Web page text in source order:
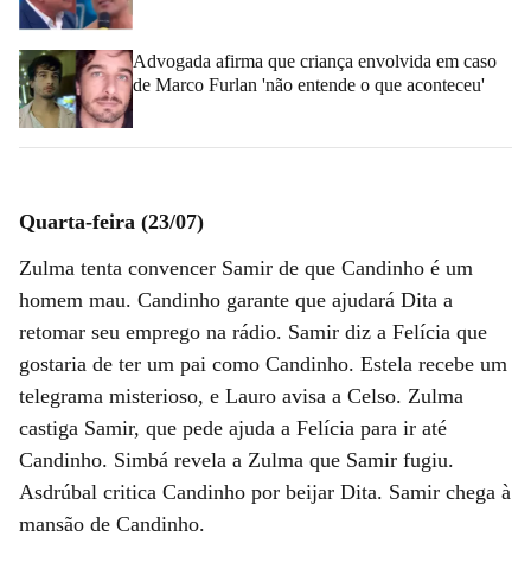
Advogada afirma que criança envolvida em caso
de Marco Furlan 'não entende o que aconteceu'
Quarta-feira (23/07)
Zulma tenta convencer Samir de que Candinho é um
homem mau. Candinho garante que ajudará Dita a
retomar seu emprego na rádio. Samir diz a Felícia que
gostaria de ter um pai como Candinho. Estela recebe um
telegrama misterioso, e Lauro avisa a Celso. Zulma
castiga Samir, que pede ajuda a Felícia para ir até
Candinho. Simbá revela a Zulma que Samir fugiu.
Asdrúbal critica Candinho por beijar Dita. Samir chega à
mansão de Candinho.